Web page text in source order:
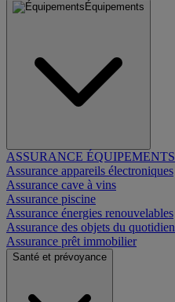
Équipements
ASSURANCE ÉQUIPEMENTS
Assurance appareils électroniques
Assurance cave à vins
Assurance piscine
Assurance énergies renouvelables
Assurance des objets du quotidien
Assurance prêt immobilier
Santé et prévoyance